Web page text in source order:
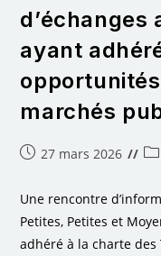
d’échanges
ayant
marchés
27 mars 2026
Une rencontre
Petites, Petites et
adhéré à la charte des